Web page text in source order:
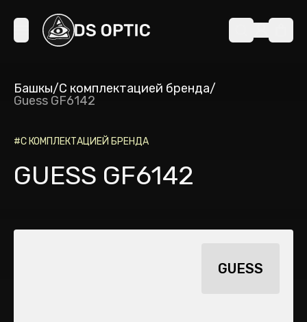
Башкы/С комплектацией бренда/
Guess GF6142
#С КОМПЛЕКТАЦИЕЙ БРЕНДА
GUESS GF6142
GUESS